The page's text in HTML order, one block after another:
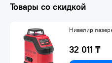
Товары со скидкой
32 011 ₸
Нивелир